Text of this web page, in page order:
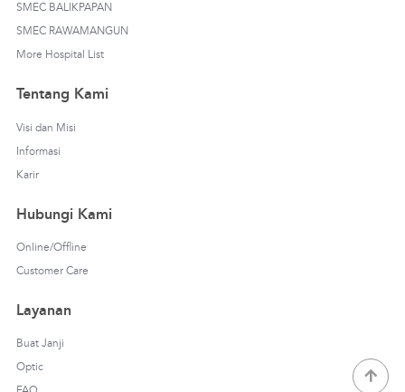
SMEC BALIKPAPAN
SMEC RAWAMANGUN
More Hospital List
Tentang Kami
Visi dan Misi
Informasi
Karir
Hubungi Kami
Online/Offline
Customer Care
Layanan
Buat Janji
Optic